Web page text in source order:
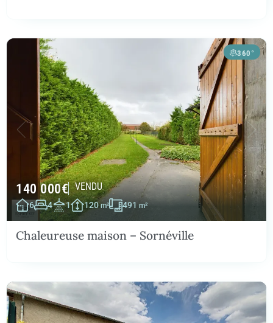
360°
140 000€ VENDU
6 4 1 120m² 491m²
Chaleureuse maison – Sornéville